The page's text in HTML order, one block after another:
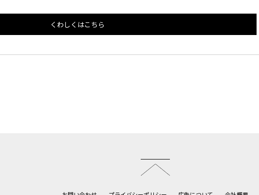
くわしくはこちら